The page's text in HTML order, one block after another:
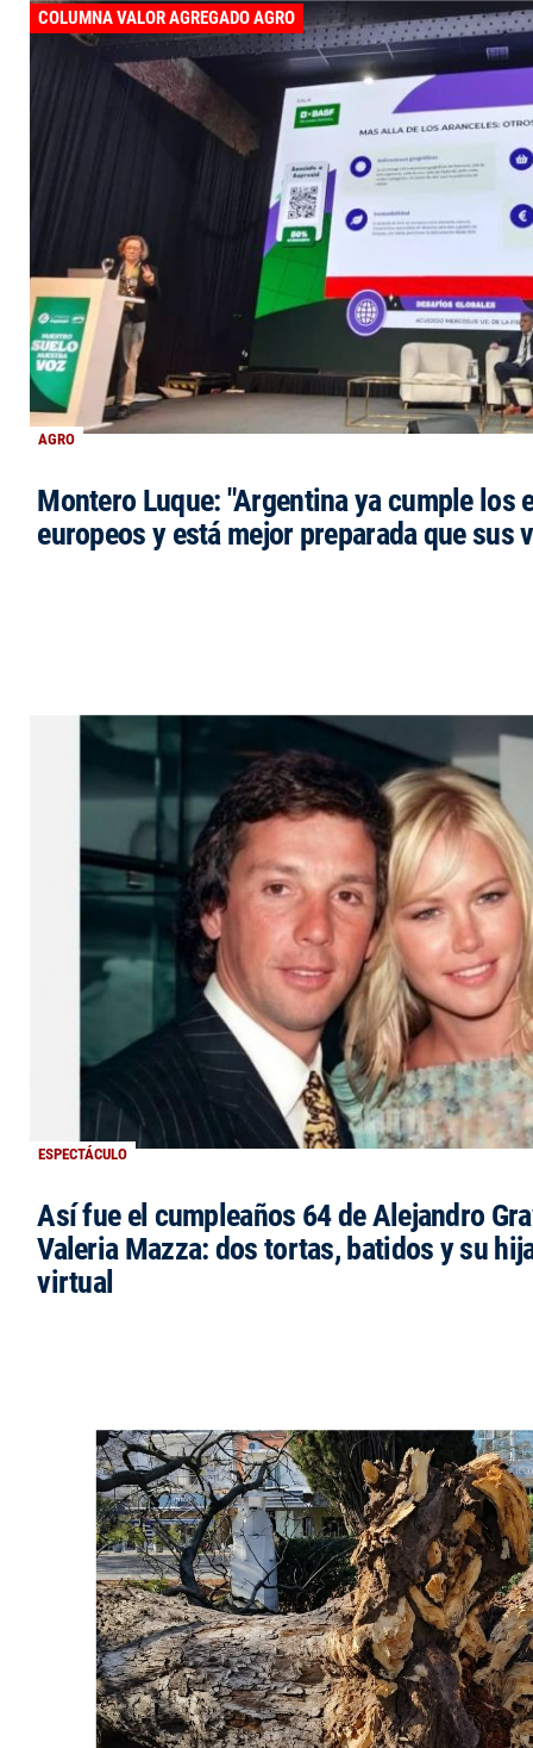
AGRO
COLUMNA VALOR AGREGADO AGRO
Montero Luque: "Argentina ya cumple los
europeos y está mejor preparada que sus
ESPECTÁCULO
Así fue el cumpleaños 64 de Alejandro
Valeria Mazza: dos tortas, batidos y su
virtual